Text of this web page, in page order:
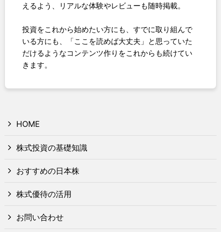
えるよう、リアルな体験やレビューも随時掲載。
投資をこれから始めたい方にも、すでに取り組んで
いる方にも、「ここを読めば大丈夫」と思っていた
だけるようなコンテンツ作りをこれからも続けてい
きます。
HOME
株式投資の基礎知識
おすすめの日本株
株式優待の活用
お問い合わせ